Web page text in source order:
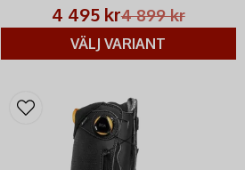
4 899 kr
4 495 kr
VÄLJ VARIANT